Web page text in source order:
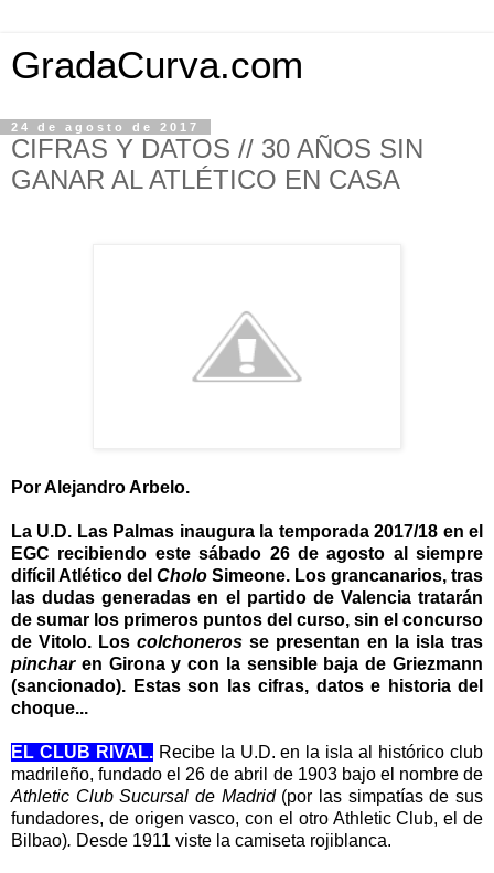
GradaCurva.com
24 de agosto de 2017
CIFRAS Y DATOS // 30 AÑOS SIN
GANAR AL ATLÉTICO EN CASA
PorAlejandro Arbelo.
La U.D. Las Palmas inaugura la temporada 2017/18 en el
EGC recibiendo este sábado 26 de agosto al siempre
difícil Atlético del Cholo Simeone. Los grancanarios, tras
las dudas generadas en el partido de Valencia tratarán
de sumar los primeros puntos del curso, sin el concurso
de Vitolo. Los colchoneros se presentan en la isla tras
pincharen Girona y con la sensible baja de Griezmann
(sancionado). Estas son las cifras, datos e historia del
choque...
EL CLUB RIVAL. Recibe la U.D. en la isla al histórico club
madrileño, fundado el 26 de abril de 1903 bajo el nombre de
Athletic Club Sucursal de Madrid (por las simpatías de sus
fundadores, de origen vasco, con el otro Athletic Club, el de
Bilbao). Desde 1911 viste la camiseta rojiblanca.